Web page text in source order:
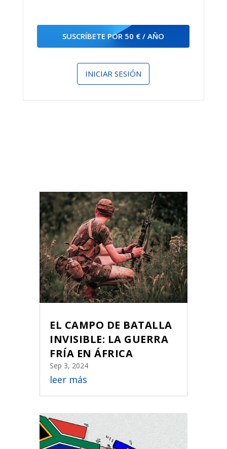
SUSCRÍBETE POR 50 € / AÑO
INICIAR SESIÓN
EL CAMPO DE BATALLA
INVISIBLE: LA GUERRA
FRÍA EN ÁFRICA
Sep 3, 2024
leer más